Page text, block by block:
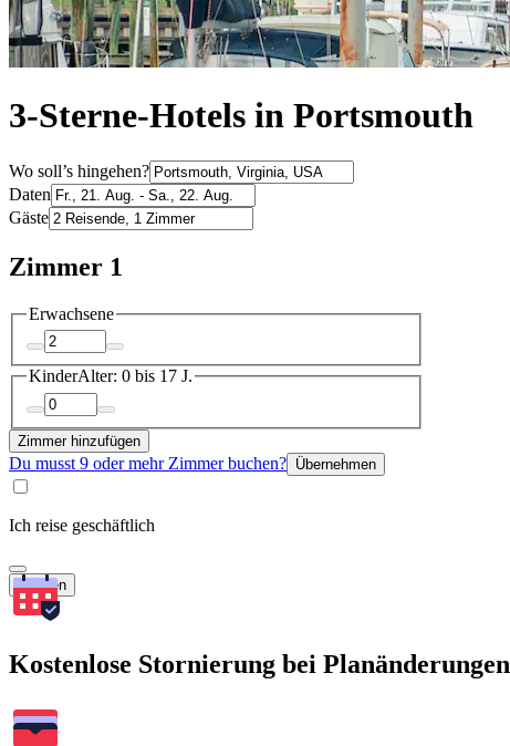
3-Sterne-Hotels in Portsmouth
Wo soll’s hingehen?
Daten
Gäste
Zimmer 1
Erwachsene
KinderAlter: 0 bis 17 J.
Zimmer hinzufügen
Du musst 9 oder mehr Zimmer buchen? Übernehmen
Ich reise geschäftlich
Suchen
Kostenlose Stornierung bei Planänderungen